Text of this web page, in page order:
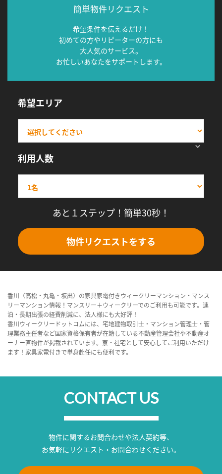
簡単物件リクエスト
希望条件を伝えるだけ！
初めての方やリピーターの方にも
大人気のサービス。
お忙しいあなたをサポートします。
希望エリア
利用人数
あと１ステップ！簡単30秒！
物件リクエストをする
香川（高松・丸亀・坂出）の家具家電付きウィークリーマンション・マンス
リーマンション情報！マンスリー＋ウィークリーでのご利用も可能です。連
泊・長期出張の経費削減に、法人様にも大好評！
香川ウィークリードットコムには、宅地建物取引士・マンション管理士・管
理業務主任者など国家資格保有者が在籍している不動産管理会社や不動産オ
ーナー直物件が掲載されています。寮・社宅として安心してご利用いただけ
ます！家具家電付きで単身赴任にも便利です。
CONTACT US
物件に関するお問合わせや法人契約等、
お気軽にリクエスト・お問合わせください。